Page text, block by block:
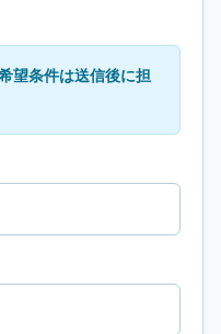
望条件は送信後に担